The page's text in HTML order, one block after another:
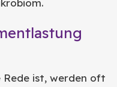
Rede ist, werden oft